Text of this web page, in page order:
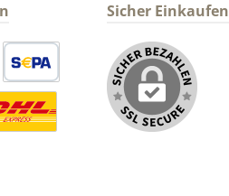
SEPA Lastschrift
Versand Deutsche Post
Sicher Einkaufen